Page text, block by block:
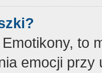
to
emocji